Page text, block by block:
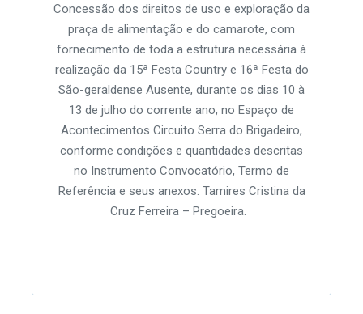
Concessão dos direitos de uso e exploração da
praça de alimentação e do camarote, com
fornecimento de toda a estrutura necessária à
realização da 15ª Festa Country e 16ª Festa do
São-geraldense Ausente, durante os dias 10 à
13 de julho do corrente ano, no Espaço de
Acontecimentos Circuito Serra do Brigadeiro,
conforme condições e quantidades descritas
no Instrumento Convocatório, Termo de
Referência e seus anexos. Tamires Cristina da
Cruz Ferreira – Pregoeira.